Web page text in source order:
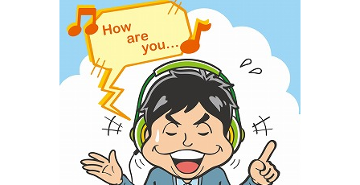
総合型選抜・学校推薦型選抜 募
集要項＆願書
大学入学共通テスト利用選抜の
募集要項＆願書
大学・短大以外の資料から請求
大学院の資料請求
大学入学共通テスト「受験案